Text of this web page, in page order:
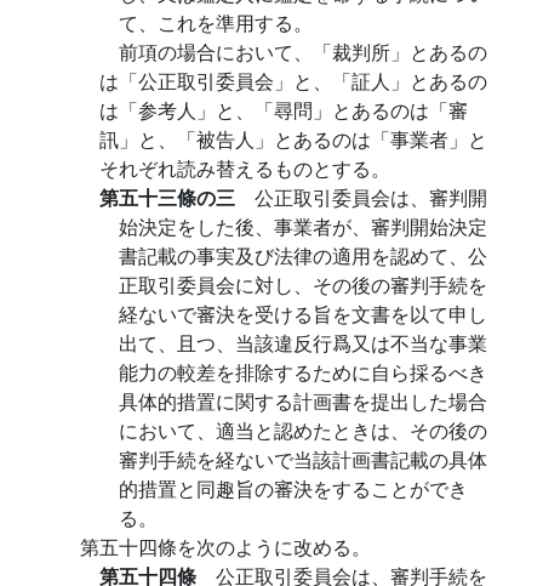
て、これを準用する。
前項の場合において、「裁判所」とあるの
は「公正取引委員会」と、「証人」とあるの
は「参考人」と、「尋問」とあるのは「審
訊」と、「被告人」とあるのは「事業者」と
それぞれ読み替えるものとする。
第五十三條の三 公正取引委員会は、審判開
始決定をした後、事業者が、審判開始決定
書記載の事実及び法律の適用を認めて、公
正取引委員会に対し、その後の審判手続を
経ないで審決を受ける旨を文書を以て申し
出て、且つ、当該違反行爲又は不当な事業
能力の較差を排除するために自ら採るべき
具体的措置に関する計画書を提出した場合
において、適当と認めたときは、その後の
審判手続を経ないで当該計画書記載の具体
的措置と同趣旨の審決をすることができ
る。
第五十四條を次のように改める。
第五十四條 公正取引委員会は、審判手続を